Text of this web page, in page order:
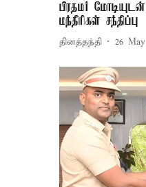
பிரதமர்
மந்திரிகள் சந்திப்பு
தினத்தந்தி 26